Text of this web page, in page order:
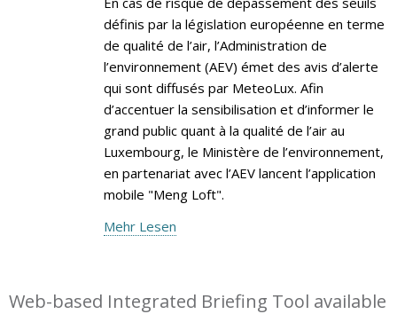
définis par la législation européenne en terme
de qualité de l’air, l’Administration de
l’environnement (AEV) émet des avis d’alerte
qui sont diffusés par MeteoLux. Afin
d’accentuer la sensibilisation et d’informer le
grand public quant à la qualité de l’air au
Luxembourg, le Ministère de l’environnement,
en partenariat avec l’AEV lancent l’application
mobile "Meng Loft".
Mehr Lesen
Web-based Integrated Briefing Tool available